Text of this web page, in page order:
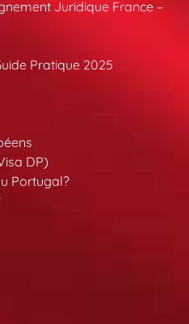
Juridique France –
Pratique 2025
DP)
Portugal?